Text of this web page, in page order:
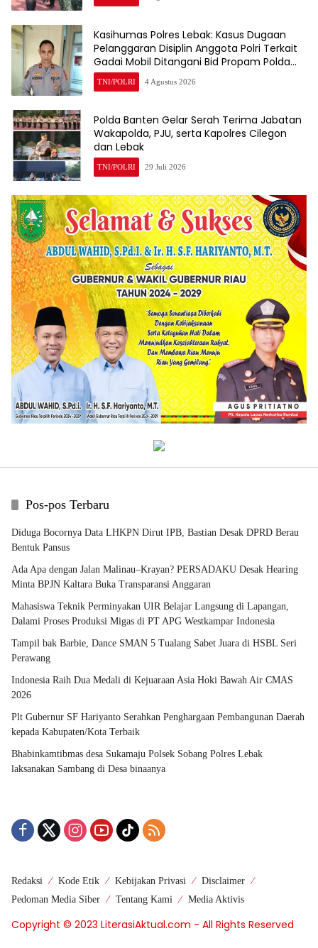
Kasihumas Polres Lebak: Kasus Dugaan
Pelanggaran Disiplin Anggota Polri Terkait
Gadai Mobil Ditangani Bid Propam Polda
Banten
TNI/POLRI 4 Agustus 2026
Polda Banten Gelar Serah Terima Jabatan
Wakapolda, PJU, serta Kapolres Cilegon
dan Lebak
TNI/POLRI 29 Juli 2026
Pos-pos Terbaru
Diduga Bocornya Data LHKPN Dirut IPB, Bastian Desak DPRD Berau
Bentuk Pansus
Ada Apa dengan Jalan Malinau–Krayan? PERSADAKU Desak Hearing
Minta BPJN Kaltara Buka Transparansi Anggaran
Mahasiswa Teknik Perminyakan UIR Belajar Langsung di Lapangan,
Dalami Proses Produksi Migas di PT APG Westkampar Indonesia
Tampil bak Barbie, Dance SMAN 5 Tualang Sabet Juara di HSBL Seri
Perawang
Indonesia Raih Dua Medali di Kejuaraan Asia Hoki Bawah Air CMAS
2026
Plt Gubernur SF Hariyanto Serahkan Penghargaan Pembangunan Daerah
kepada Kabupaten/Kota Terbaik
Bhabinkamtibmas desa Sukamaju Polsek Sobang Polres Lebak
laksanakan Sambang di Desa binaanya
Redaksi Kode Etik Kebijakan Privasi
Disclaimer
Pedoman Media Siber
Tentang Kami Media Aktivis
Copyright © 2023 LiterasiAktual.com - All Rights Reserved